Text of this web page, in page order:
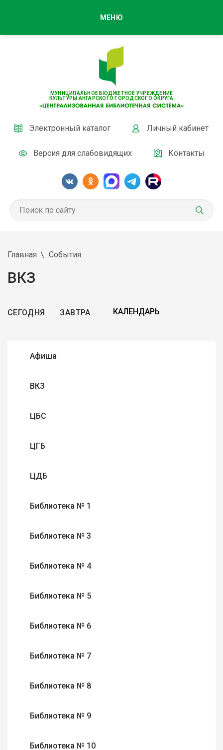
МУНИЦИПАЛЬНОЕ БЮДЖЕТНОЕ УЧРЕЖДЕНИЕ
КУЛЬТУРЫ АНГАРСКОГО ГОРОДСКОГО ОКРУГА
Электронный каталог Личный кабинет
Версия для слабовидящих Контакты
МЕНЮ
Главная События
ВКЗ
СЕГОДНЯ ЗАВТРА
Афиша
ВКЗ
ЦБС
ЦГБ
ЦДБ
Библиотека № 1
Библиотека № 3
Библиотека № 4
Библиотека № 5
Библиотека № 6
Библиотека № 7
Библиотека № 8
Библиотека № 9
Библиотека № 10